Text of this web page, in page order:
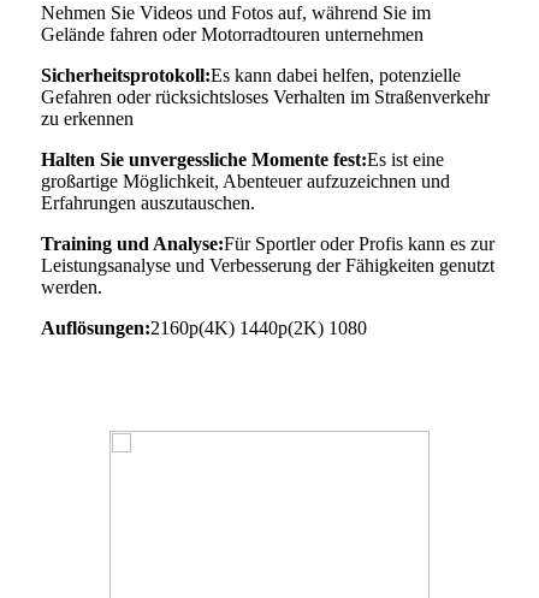
Nehmen Sie Videos und Fotos auf, während Sie im
Gelände fahren oder Motorradtouren unternehmen
Sicherheitsprotokoll:Es kann dabei helfen, potenzielle
Gefahren oder rücksichtsloses Verhalten im Straßenverkehr
zu erkennen
Halten Sie unvergessliche Momente fest:Es ist eine
großartige Möglichkeit, Abenteuer aufzuzeichnen und
Erfahrungen auszutauschen.
Training und Analyse:Für Sportler oder Profis kann es zur
Leistungsanalyse und Verbesserung der Fähigkeiten genutzt
werden.
Auflösungen:2160p(4K) 1440p(2K) 1080